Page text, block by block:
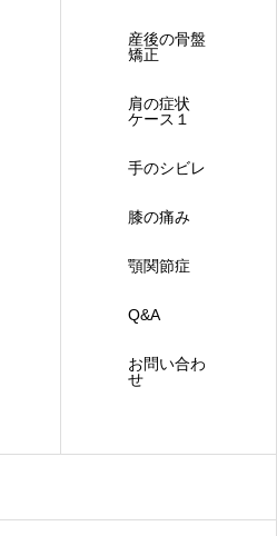
産後の骨盤
矯正
肩の症状
ケース１
手のシビレ
膝の痛み
顎関節症
Q&A
お問い合わ
せ